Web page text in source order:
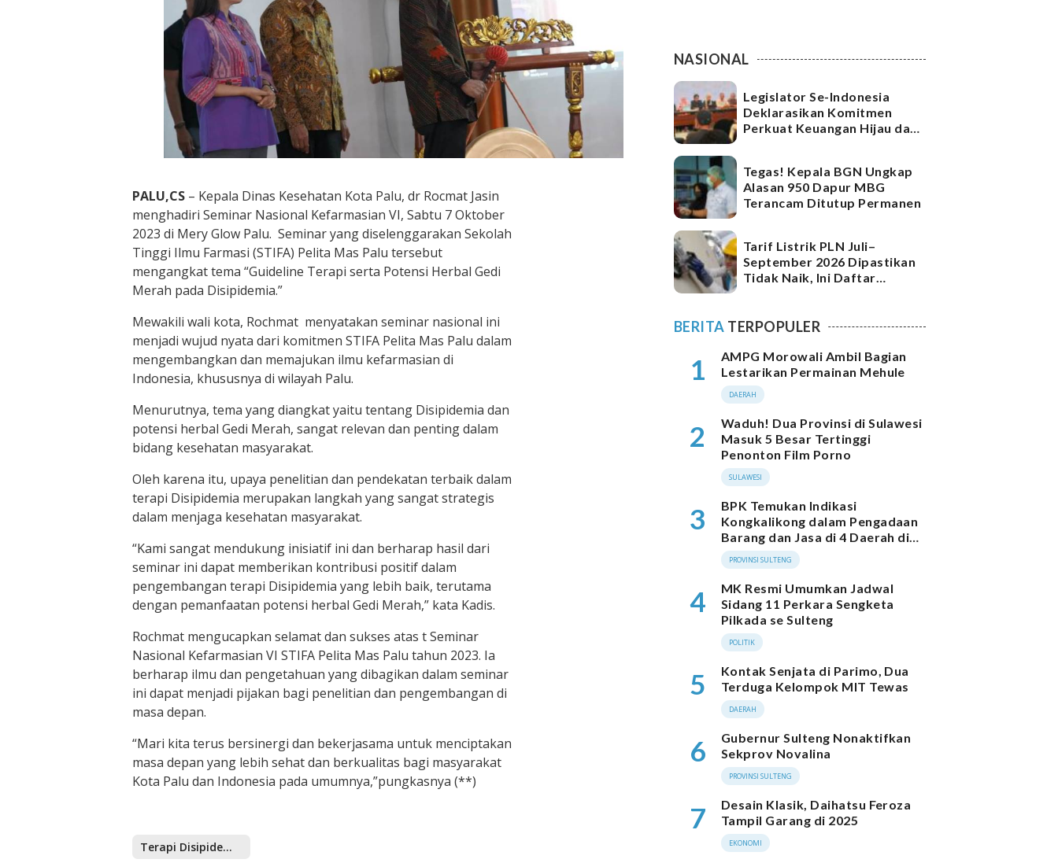
PALU,CS – Kepala Dinas Kesehatan Kota Palu, dr Rocmat Jasin
menghadiri Seminar Nasional Kefarmasian VI, Sabtu 7 Oktober
2023 di Mery Glow Palu. Seminar yang diselenggarakan Sekolah
Tinggi Ilmu Farmasi (STIFA) Pelita Mas Palu tersebut
mengangkat tema “Guideline Terapi serta Potensi Herbal Gedi
Merah pada Disipidemia.”
Mewakili wali kota, Rochmat menyatakan seminar nasional ini
menjadi wujud nyata dari komitmen STIFA Pelita Mas Palu dalam
mengembangkan dan memajukan ilmu kefarmasian di
Indonesia, khususnya di wilayah Palu.
Menurutnya, tema yang diangkat yaitu tentang Disipidemia dan
potensi herbal Gedi Merah, sangat relevan dan penting dalam
bidang kesehatan masyarakat.
Oleh karena itu, upaya penelitian dan pendekatan terbaik dalam
terapi Disipidemia merupakan langkah yang sangat strategis
dalam menjaga kesehatan masyarakat.
“Kami sangat mendukung inisiatif ini dan berharap hasil dari
seminar ini dapat memberikan kontribusi positif dalam
pengembangan terapi Disipidemia yang lebih baik, terutama
dengan pemanfaatan potensi herbal Gedi Merah,” kata Kadis.
Rochmat mengucapkan selamat dan sukses atas t Seminar
Nasional Kefarmasian VI STIFA Pelita Mas Palu tahun 2023. Ia
berharap ilmu dan pengetahuan yang dibagikan dalam seminar
ini dapat menjadi pijakan bagi penelitian dan pengembangan di
masa depan.
“Mari kita terus bersinergi dan bekerjasama untuk menciptakan
masa depan yang lebih sehat dan berkualitas bagi masyarakat
Kota Palu dan Indonesia pada umumnya,”pungkasnya (**)
Terapi Disipidemia Langkah Strategis Menjaga Kesehatan Masyarakat
NASIONAL
Legislator Se-Indonesia
Deklarasikan Komitmen
Perkuat Keuangan Hijau dan
Tegas! Kepala BGN Ungkap
Alasan 950 Dapur MBG
Terancam Ditutup Permanen
Tarif Listrik PLN Juli–
September 2026 Dipastikan
Tidak Naik, Ini Daftar
BERITA TERPOPULER
1
AMPG Morowali Ambil Bagian
Lestarikan Permainan Mehule
DAERAH
2
Waduh! Dua Provinsi di Sulawesi
Masuk 5 Besar Tertinggi
Penonton Film Porno
SULAWESI
3
BPK Temukan Indikasi
Kongkalikong dalam Pengadaan
Barang dan Jasa di 4 Daerah di
Sulteng
PROVINSI SULTENG
4
MK Resmi Umumkan Jadwal
Sidang 11 Perkara Sengketa
Pilkada se Sulteng
POLITIK
5
Kontak Senjata di Parimo, Dua
Terduga Kelompok MIT Tewas
DAERAH
6
Gubernur Sulteng Nonaktifkan
Sekprov Novalina
PROVINSI SULTENG
7
Desain Klasik, Daihatsu Feroza
Tampil Garang di 2025
EKONOMI